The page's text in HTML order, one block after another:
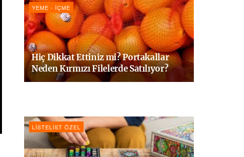
YEME - İÇME
Hiç Dikkat Ettiniz mi? Portakallar
Neden Kırmızı Filelerde Satılıyor?
LISTELIST ÖZEL